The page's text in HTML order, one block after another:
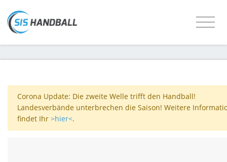
Corona Update: Die zweite Welle trifft den Handball!
Landesverbände unterbrechen die Saison! Weitere
findet Ihr >hier<.